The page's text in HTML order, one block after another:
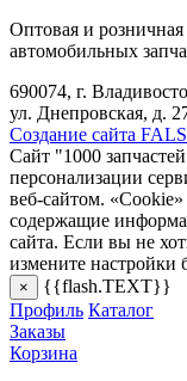
Оптовая и
автомобильных
690074, г.
ул. Днепровская, д.
Создание сайта
Сайт "1000
персонализации
веб-сайтом.
содержащие
сайта. Если вы не
измените настройки
×
{{flash.TEXT}}
Профиль Каталог
Заказы
Корзина